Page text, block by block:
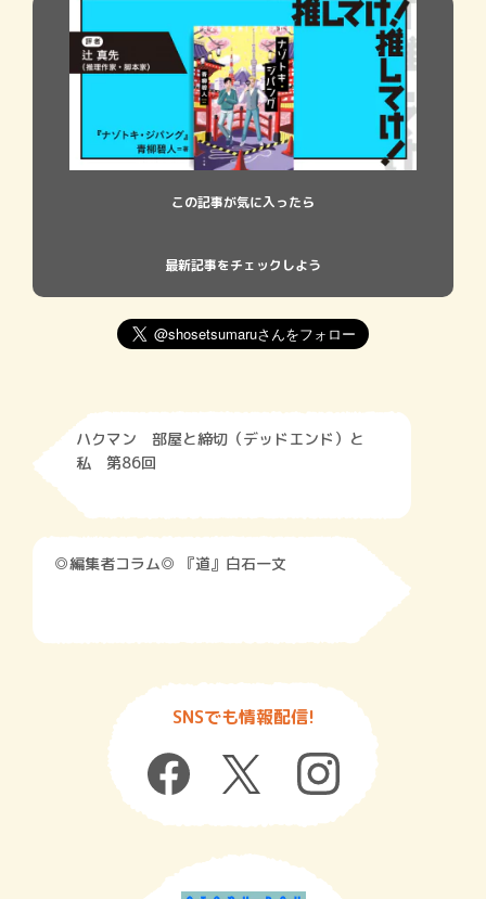
この記事が気に入ったら
最新記事をチェックしよう
ハクマン 部屋と締切（デッドエンド）と
私 第86回
◎編集者コラム◎ 『道』白石一文
SNSでも情報配信!